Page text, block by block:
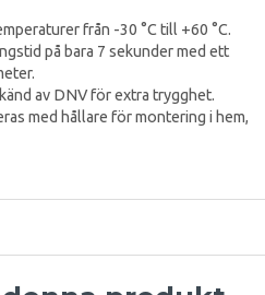
från -30 °C till +60 °C.
på bara 7 sekunder med ett
av DNV för extra trygghet.
med hållare för montering i hem,